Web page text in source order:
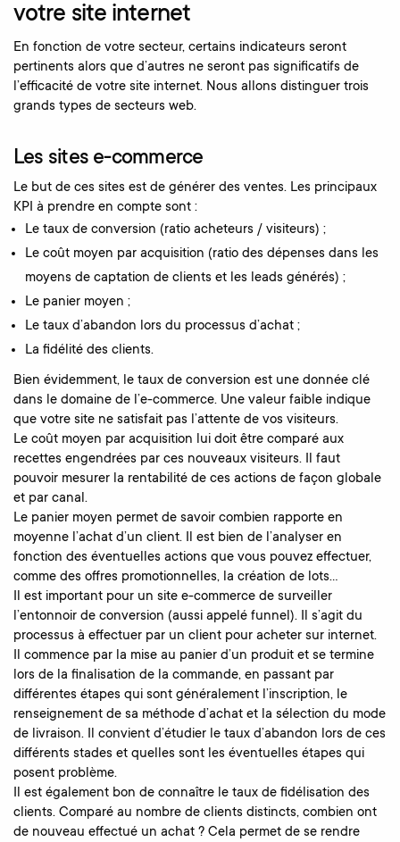
votre site internet
En fonction de votre secteur, certains indicateurs seront
pertinents alors que d’autres ne seront pas significatifs de
l’efficacité de votre site internet. Nous allons distinguer trois
grands types de secteurs web.
Les sites e-commerce
Le but de ces sites est de générer des ventes. Les principaux
KPI à prendre en compte sont :
Le taux de conversion (ratio acheteurs / visiteurs) ;
Le coût moyen par acquisition (ratio des dépenses dans les
moyens de captation de clients et les leads générés) ;
Le panier moyen ;
Le taux d’abandon lors du processus d’achat ;
La fidélité des clients.
Bien évidemment, le taux de conversion est une donnée clé
dans le domaine de l’e-commerce. Une valeur faible indique
que votre site ne satisfait pas l’attente de vos visiteurs.
Le coût moyen par acquisition lui doit être comparé aux
recettes engendrées par ces nouveaux visiteurs. Il faut
pouvoir mesurer la rentabilité de ces actions de façon globale
et par canal.
Le panier moyen permet de savoir combien rapporte en
moyenne l’achat d’un client. Il est bien de l’analyser en
fonction des éventuelles actions que vous pouvez effectuer,
comme des offres promotionnelles, la création de lots…
Il est important pour un site e-commerce de surveiller
l’entonnoir de conversion (aussi appelé funnel). Il s’agit du
processus à effectuer par un client pour acheter sur internet.
Il commence par la mise au panier d’un produit et se termine
lors de la finalisation de la commande, en passant par
différentes étapes qui sont généralement l’inscription, le
renseignement de sa méthode d’achat et la sélection du mode
de livraison. Il convient d’étudier le taux d’abandon lors de ces
différents stades et quelles sont les éventuelles étapes qui
posent problème.
Il est également bon de connaître le taux de fidélisation des
clients. Comparé au nombre de clients distincts, combien ont
de nouveau effectué un achat ? Cela permet de se rendre